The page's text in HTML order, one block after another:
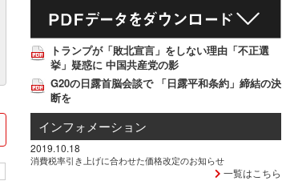
トランプが「敗北宣言」をしない理由「不正選
挙」疑惑に 中国共産党の影
G20の日露首脳会談で 「日露平和条約」締結の決
断を
インフォメーション
2019.10.18
消費税率引き上げに合わせた価格改定のお知らせ
一覧はこちら